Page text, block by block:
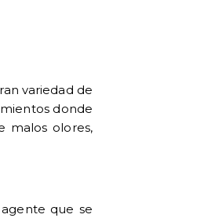
variedad de
donde
malos olores,
que se